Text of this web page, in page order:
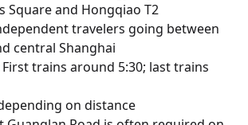
Square and Hongqiao T2
travelers going between
central Shanghai
First trains around 5:30; last trains
on distance